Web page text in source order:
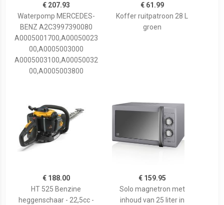
€ 207.93
Waterpomp MERCEDES-
BENZ A2C3997390080
A0005001700,A00050023
00,A0005003000
A0005003100,A00050032
00,A0005003800
€ 61.99
Koffer ruitpatroon 28 L
groen
€ 188.00
HT 525 Benzine
heggenschaar - 22,5cc -
€ 159.95
Solo magnetron met
inhoud van 25 liter in